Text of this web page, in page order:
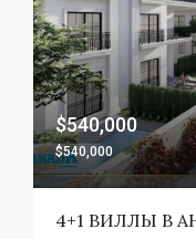
$540,000
$540,000
4+1 ВИЛЛЫ В